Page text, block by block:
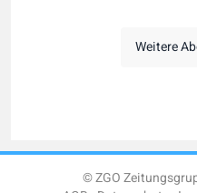
Weitere
© ZGO